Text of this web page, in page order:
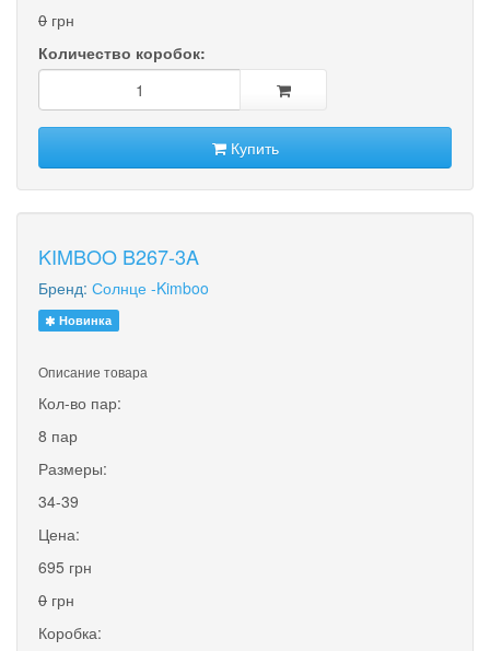
0 грн
Количество коробок:
Купить
KIMBOO B267-3A
Бренд: Солнце -Kimboo
Новинка
Описание товара
Кол-во пар:
8 пар
Размеры:
34-39
Цена:
695 грн
0 грн
Коробка: